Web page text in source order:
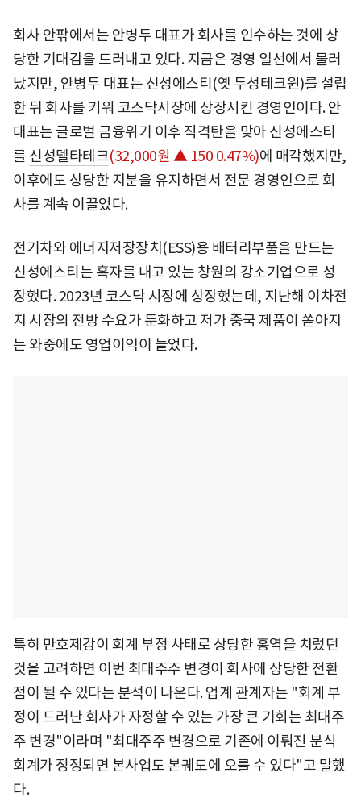
회사 안팎에서는 안병두 대표가 회사를 인수하는 것에 상
당한 기대감을 드러내고 있다. 지금은 경영 일선에서 물러
났지만, 안병두 대표는 신성에스티(옛 두성테크윈)를 설립
한 뒤 회사를 키워 코스닥시장에 상장시킨 경영인이다. 안
대표는 글로벌 금융위기 이후 직격탄을 맞아 신성에스티
를 신성델타테크(32,000원 ▲ 150 0.47%)에 매각했지만,
이후에도 상당한 지분을 유지하면서 전문 경영인으로 회
사를 계속 이끌었다.
전기차와 에너지저장장치(ESS)용 배터리부품을 만드는
신성에스티는 흑자를 내고 있는 창원의 강소기업으로 성
장했다. 2023년 코스닥 시장에 상장했는데, 지난해 이차전
지 시장의 전방 수요가 둔화하고 저가 중국 제품이 쏟아지
는 와중에도 영업이익이 늘었다.
특히 만호제강이 회계 부정 사태로 상당한 홍역을 치렀던
것을 고려하면 이번 최대주주 변경이 회사에 상당한 전환
점이 될 수 있다는 분석이 나온다. 업계 관계자는 "회계 부
정이 드러난 회사가 자정할 수 있는 가장 큰 기회는 최대주
주 변경"이라며 "최대주주 변경으로 기존에 이뤄진 분식
회계가 정정되면 본사업도 본궤도에 오를 수 있다"고 말했
다.